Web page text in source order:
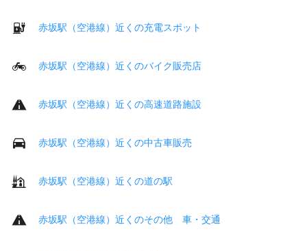
赤坂駅（空港線）近くの充電スポット
赤坂駅（空港線）近くのバイク販売店
赤坂駅（空港線）近くの高速道路施設
赤坂駅（空港線）近くの中古車販売
赤坂駅（空港線）近くの道の駅
赤坂駅（空港線）近くのその他 車・交通